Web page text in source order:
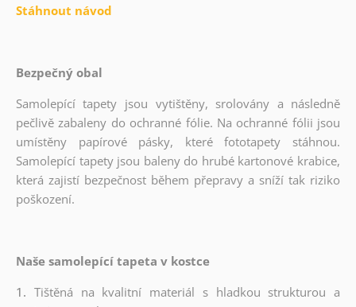
Stáhnout návod
Bezpečný obal
Samolepící tapety jsou vytištěny, srolovány a následně
pečlivě zabaleny do ochranné fólie. Na ochranné fólii jsou
umístěny papírové pásky, které fototapety stáhnou.
Samolepící tapety jsou baleny do hrubé kartonové krabice,
která zajistí bezpečnost během přepravy a sníží tak riziko
poškození.
Naše samolepící tapeta v kostce
1. Tištěná na kvalitní materiál s hladkou strukturou a